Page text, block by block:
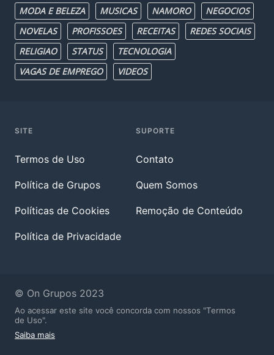
MODA E BELEZA
MUSICAS NAMORO
NEGOCIOS
NOVELAS
PROFISSOES RECEITAS
REDES SOCIAIS
RELIGIAO
STATUS
TECNOLOGIA
VAGAS DE EMPREGO
VIDEOS
SITE
Termos de Uso
Política de Grupos
Políticas de Cookies
Política de Privacidade
SUPORTE
Contato
Quem Somos
Remoção de Conteúdo
© On Grupos 2023
Ao acessar este site você concorda com nossos "Termos
de Uso".
Saiba mais